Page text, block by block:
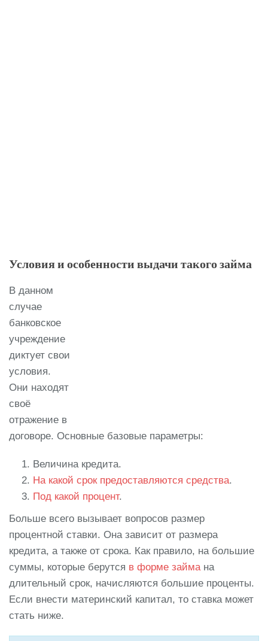
Условия и особенности выдачи такого займа
В данном
случае
банковское
учреждение
диктует свои
условия.
Они находят
своё
отражение в
договоре. Основные базовые параметры:
Величина кредита.
На какой срок предоставляются средства.
Под какой процент.
Больше всего вызывает вопросов размер
процентной ставки. Она зависит от размера
кредита, а также от срока. Как правило, на большие
суммы, которые берутся в форме займана
длительный срок, начисляются большие проценты.
Если внести материнский капитал, то ставка может
стать ниже.